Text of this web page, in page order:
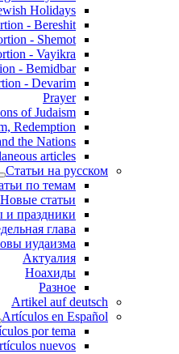
Holidays
- Bereshit
- Shemot
- Vayikra
- Bemidbar
- Devarim
Prayer
of Judaism
Redemption
the Nations
articles
Статьи на русском
по темам
Новые статьи
и праздники
глава
иудаизма
Актуалия
Ноахиды
Разное
Artikel auf deutsch
Artículos en Español
por tema
nuevos